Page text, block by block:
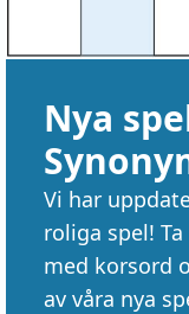
Nya
Vi har
roliga spel!
med korsord
av våra nya